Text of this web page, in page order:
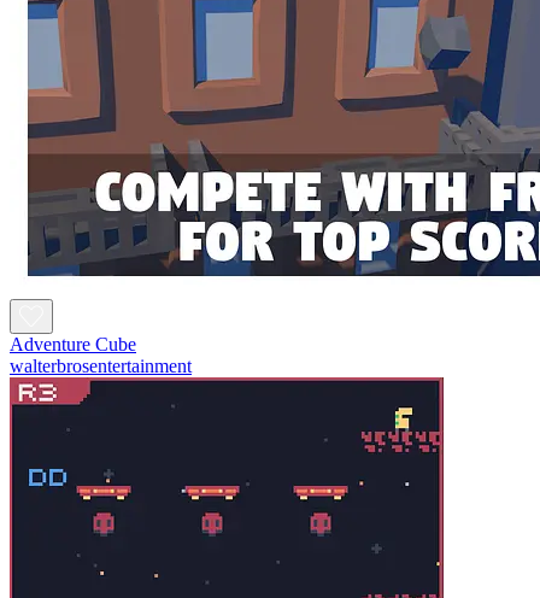
Adventure Cube
walterbrosentertainment